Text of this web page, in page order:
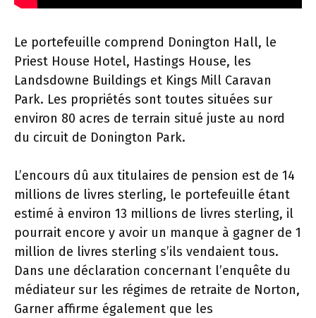
Le portefeuille comprend Donington Hall, le
Priest House Hotel, Hastings House, les
Landsdowne Buildings et Kings Mill Caravan
Park. Les propriétés sont toutes situées sur
environ 80 acres de terrain situé juste au nord
du circuit de Donington Park.
L’encours dû aux titulaires de pension est de 14
millions de livres sterling, le portefeuille étant
estimé à environ 13 millions de livres sterling, il
pourrait encore y avoir un manque à gagner de 1
million de livres sterling s’ils vendaient tous.
Dans une déclaration concernant l’enquête du
médiateur sur les régimes de retraite de Norton,
Garner affirme également que les